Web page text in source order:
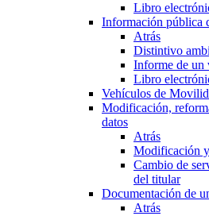
Libro
Información pública
Atrás
Distintivo
Informe de un
Libro
Vehículos de
Modificación,
datos
Atrás
Modificación
Cambio de
del titular
Documentación de
Atrás